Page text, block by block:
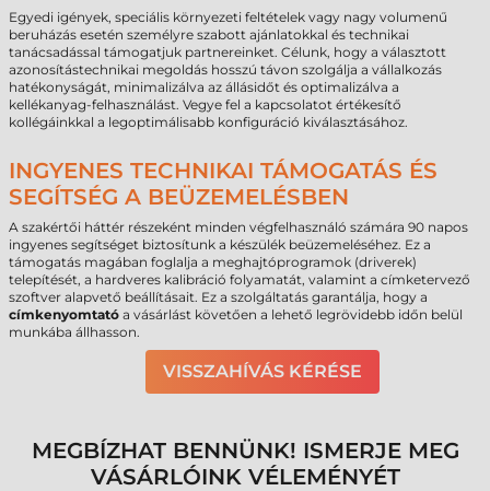
Egyedi igények, speciális környezeti feltételek vagy nagy volumenű
beruházás esetén személyre szabott ajánlatokkal és technikai
tanácsadással támogatjuk partnereinket. Célunk, hogy a választott
azonosítástechnikai megoldás hosszú távon szolgálja a vállalkozás
hatékonyságát, minimalizálva az állásidőt és optimalizálva a
kellékanyag-felhasználást. Vegye fel a kapcsolatot értékesítő
kollégáinkkal a legoptimálisabb konfiguráció kiválasztásához.
INGYENES TECHNIKAI TÁMOGATÁS ÉS
SEGÍTSÉG A BEÜZEMELÉSBEN
A szakértői háttér részeként minden végfelhasználó számára 90 napos
ingyenes segítséget biztosítunk a készülék beüzemeléséhez. Ez a
támogatás magában foglalja a meghajtóprogramok (driverek)
telepítését, a hardveres kalibráció folyamatát, valamint a címketervező
szoftver alapvető beállításait. Ez a szolgáltatás garantálja, hogy a
címkenyomtató a vásárlást követően a lehető legrövidebb időn belül
munkába állhasson.
VISSZAHÍVÁS KÉRÉSE
MEGBÍZHAT BENNÜNK! ISMERJE MEG
VÁSÁRLÓINK VÉLEMÉNYÉT